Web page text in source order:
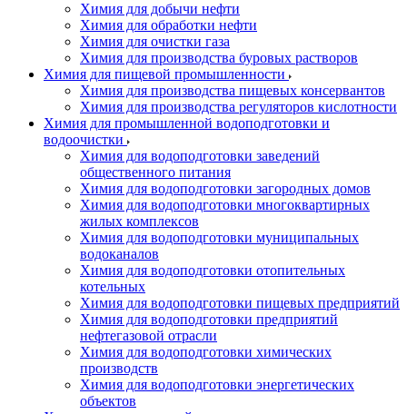
Химия для добычи нефти
Химия для обработки нефти
Химия для очистки газа
Химия для производства буровых растворов
Химия для пищевой промышленности
Химия для производства пищевых консервантов
Химия для производства регуляторов кислотности
Химия для промышленной водоподготовки и
водоочистки
Химия для водоподготовки заведений
общественного питания
Химия для водоподготовки загородных домов
Химия для водоподготовки многоквартирных
жилых комплексов
Химия для водоподготовки муниципальных
водоканалов
Химия для водоподготовки отопительных
котельных
Химия для водоподготовки пищевых предприятий
Химия для водоподготовки предприятий
нефтегазовой отрасли
Химия для водоподготовки химических
производств
Химия для водоподготовки энергетических
объектов